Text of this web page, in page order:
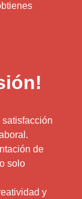
de
solo
y